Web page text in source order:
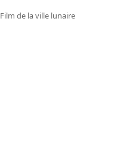
Film de la ville lunaire